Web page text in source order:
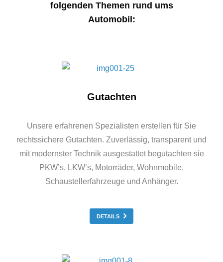
folgenden Themen rund ums
Automobil:
Gutachten
Unsere erfahrenen Spezialisten erstellen für Sie
rechtssichere Gutachten. Zuverlässig, transparent und
mit modernster Technik ausgestattet begutachten sie
PKW’s, LKW’s, Motorräder, Wohnmobile,
Schaustellerfahrzeuge und Anhänger.
DETAILS